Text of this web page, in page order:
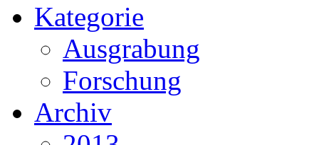
Kategorie
Ausgrabung
Forschung
Archiv